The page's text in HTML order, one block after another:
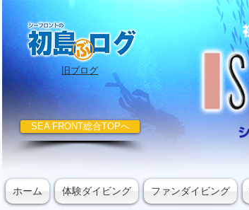
SEA FRONT総合TOPへ
​旧ブログ
ホーム 体験ダイビング ファンダイビング